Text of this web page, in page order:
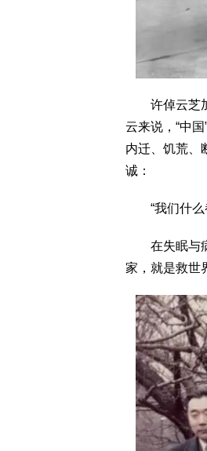
许倬云芝加
云来说，“中
内迁、饥荒、
诚：
“我们什么
在失眠与病
家，就是救